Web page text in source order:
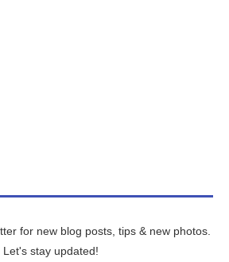
for new blog posts, tips & new photos.
Let's stay updated!